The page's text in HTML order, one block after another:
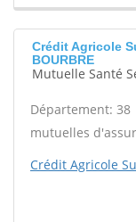
Crédit Agricole
BOURBRE
Mutuelle Santé
Département: 38
mutuelles
Crédit Agricole